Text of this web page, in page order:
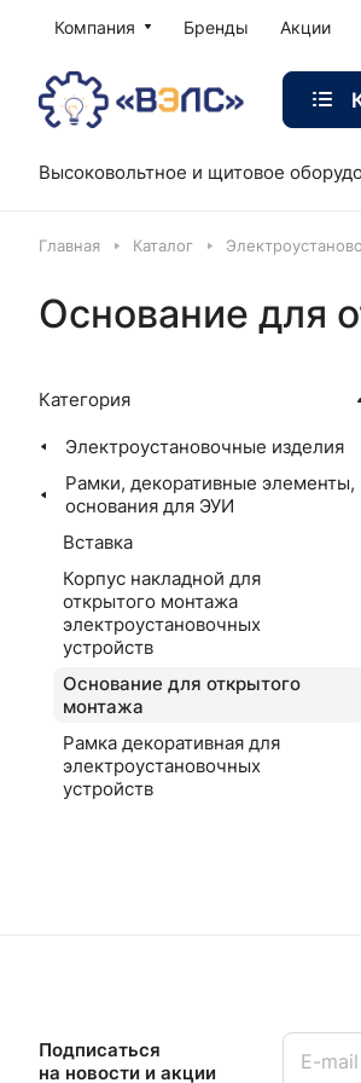
Компания Бренды Акции
Высоковольтное и щитовое
Главная Каталог
Основание для
Категория
Электроустановочные изделия
Рамки, декоративные элементы,
основания для ЭУИ
Вставка
Корпус накладной для
открытого монтажа
электроустановочных
устройств
Основание для открытого
монтажа
Рамка декоративная для
электроустановочных
устройств
Подписаться
на новости и акции